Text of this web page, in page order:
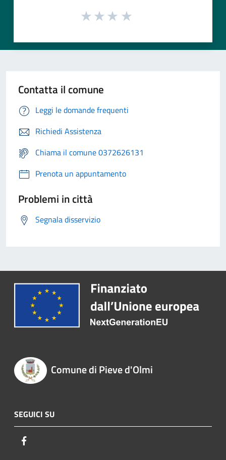
Contatta il comune
Leggi le domande frequenti
Richiedi Assistenza
Chiama il comune 0372626131
Prenota un appuntamento
Problemi in città
Segnala disservizio
Comune di Pieve d'Olmi
SEGUICI SU